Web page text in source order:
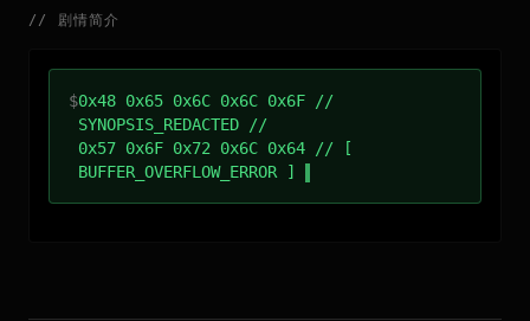
// 剧情简介
$0x48 0x65 0x6C 0x6C 0x6F //
SYNOPSIS_REDACTED //
0x57 0x6F 0x72 0x6C 0x64 // [
BUFFER_OVERFLOW_ERROR ]